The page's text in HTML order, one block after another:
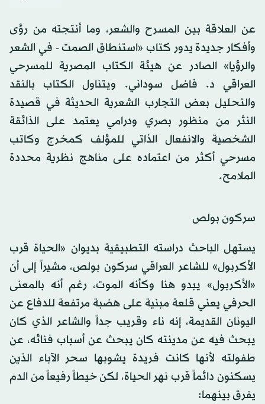
عن العلاقة بين المسرح والشعر، وما أنتجته من رؤى
وأفكار جديدة يدور كتاب «استنطاق الصمت - في الشعر
والرؤيا» الصادر عن هيئة الكتاب المصرية للمسرحي
العراقي د. فاضل سوداني. ويتناول الكتاب بالنقد
والتحليل بعض التجارب الشعرية الحديثة في قصيدة
النثر من منظور بصري ودرامي يعتمد على الذائقة
الشخصية والانفعال الذاتي للمؤلف كمخرج وكاتب
مسرحي أكثر من اعتماده على مناهج نظرية محددة
الملامح.
سركون بولص
يستهل الباحث دراسته التطبيقية بديوان «الحياة قرب
الأكربول» للشاعر العراقي سركون بولص، مشيراً إلى أن
«الأكربول» يبدو هنا وكأنه الموت، رغم أنه بالمعنى
الحرفي يعني قلعة مبنية على هضبة مرتفعة للدفاع عن
اليونان القديمة، إنه ناء وقريب جداً والشاعر الذي كان
يبحث فيه عن مدينته كان يبحث عن أسباب فنائه، عن
طفولته لأنها كانت فريدة يشوبها سحر الآباء الذين
يسكنون دائماً قرب نهر الحياة، لكن خيطاً رفيعاً من الدم
يفرق بينهما: